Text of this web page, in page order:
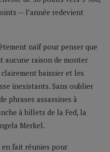
— l’année redevient
naïf pour penser que
aucune raison de monter
baissier et les
inexistants. Sans oublier
phrases assassines à
à billets de la Fed, la
Merkel.
fait réunies pour